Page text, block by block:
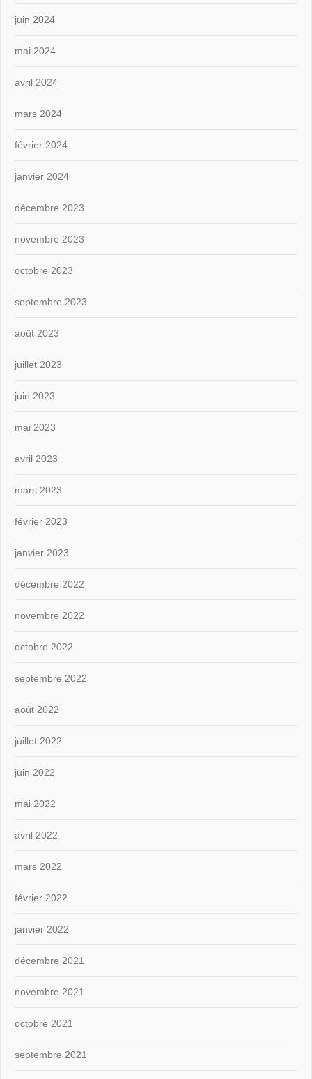
juin 2024
mai 2024
avril 2024
mars 2024
février 2024
janvier 2024
décembre 2023
novembre 2023
octobre 2023
septembre 2023
août 2023
juillet 2023
juin 2023
mai 2023
avril 2023
mars 2023
février 2023
janvier 2023
décembre 2022
novembre 2022
octobre 2022
septembre 2022
août 2022
juillet 2022
juin 2022
mai 2022
avril 2022
mars 2022
février 2022
janvier 2022
décembre 2021
novembre 2021
octobre 2021
septembre 2021